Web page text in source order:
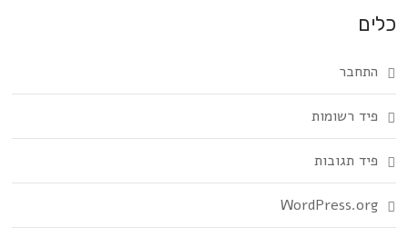
כלים
התחבר
פיד רשומות
פיד תגובות
WordPress.org